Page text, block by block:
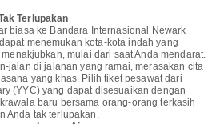
Terlupakan
biasa ke Bandara Internasional Newark
menemukan kota-kota indah yang
mulai dari saat Anda mendarat.
jalan di jalanan yang ramai, merasakan cita
yang khas. Pilih tiket pesawat dari
(YYC) yang dapat disesuaikan dengan
baru bersama orang-orang terkasih
Anda tak terlupakan.